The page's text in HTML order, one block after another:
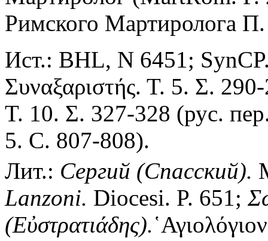
Римского Мартиролога
Ист.: BHL, N 6451;
Συναξαριστής. Τ. 5. Σ.
Τ. 10. Σ. 327-328 (рус.
5. C. 807-808).
Лит.: Сергий (Спасский).
Lanzoni. Diocesi. P. 651;
(Εὐστρατιάδης).